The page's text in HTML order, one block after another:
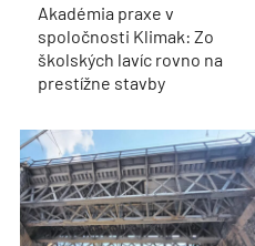
Akadémia praxe v
spoločnosti Klimak: Zo
školských lavíc rovno na
prestížne stavby